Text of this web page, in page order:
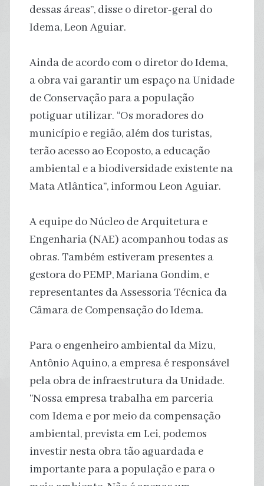
dessas áreas”, disse o diretor-geral do
Idema, Leon Aguiar.
Ainda de acordo com o diretor do Idema,
a obra vai garantir um espaço na Unidade
de Conservação para a população
potiguar utilizar. “Os moradores do
município e região, além dos turistas,
terão acesso ao Ecoposto, a educação
ambiental e a biodiversidade existente na
Mata Atlântica”, informou Leon Aguiar.
A equipe do Núcleo de Arquitetura e
Engenharia (NAE) acompanhou todas as
obras. Também estiveram presentes a
gestora do PEMP, Mariana Gondim, e
representantes da Assessoria Técnica da
Câmara de Compensação do Idema.
Para o engenheiro ambiental da Mizu,
Antônio Aquino, a empresa é responsável
pela obra de infraestrutura da Unidade.
“Nossa empresa trabalha em parceria
com Idema e por meio da compensação
ambiental, prevista em Lei, podemos
investir nesta obra tão aguardada e
importante para a população e para o